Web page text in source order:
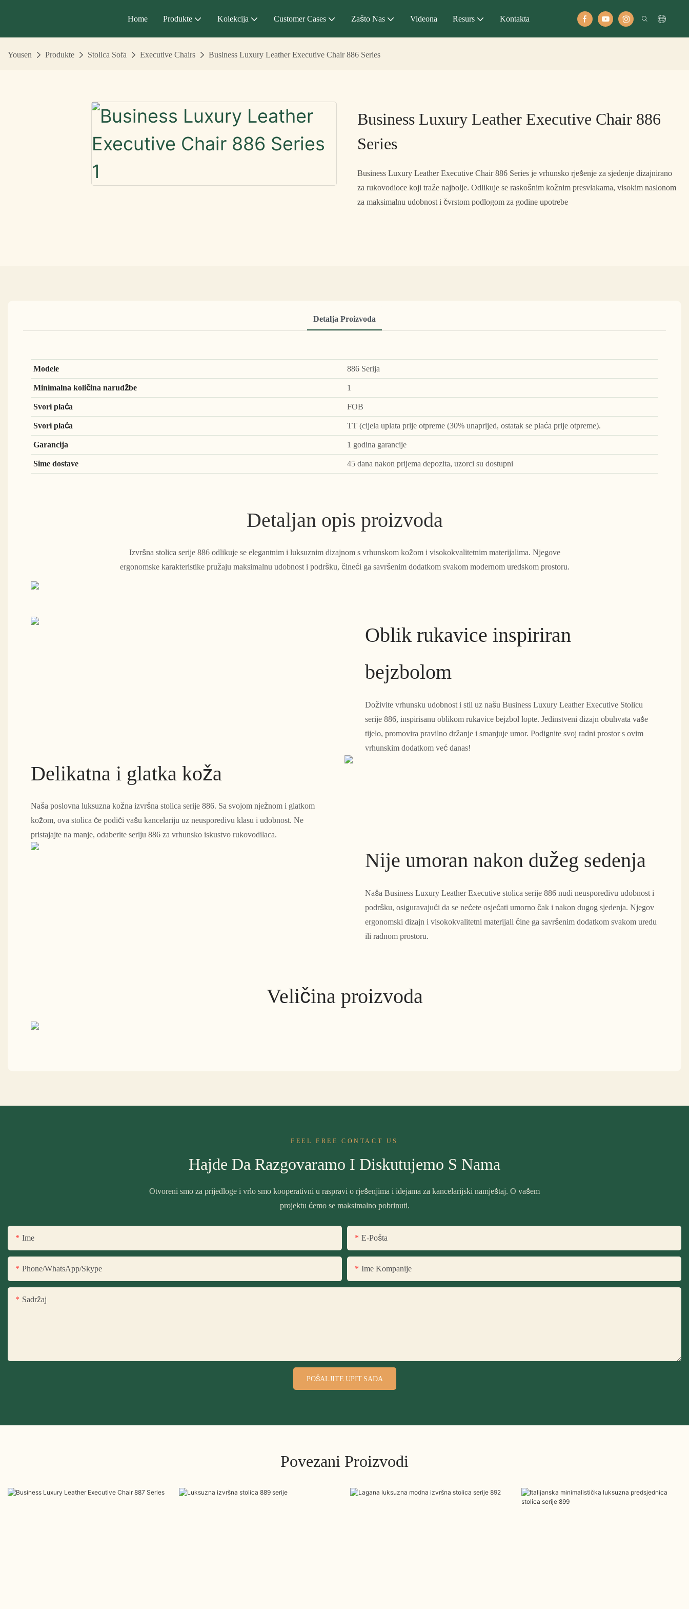
Home Produkte Kolekcija Customer Cases Zašto Nas Videona Resurs Kontakta
Yousen Produkte Stolica Sofa Executive Chairs Business Luxury Leather Executive Chair 886 Series
Business Luxury Leather Executive Chair 886
Series
Business Luxury Leather Executive Chair 886 Series je vrhunsko rješenje za sjedenje dizajnirano
za rukovodioce koji traže najbolje. Odlikuje se raskošnim kožnim presvlakama, visokim naslonom
za maksimalnu udobnost i čvrstom podlogom za godine upotrebe
Detalja Proizvoda
Modele
886 Serija
Minimalna količina narudžbe
1
Svori plaća
FOB
Svori plaća
TT (cijela uplata prije otpreme (30% unaprijed, ostatak se plaća prije otpreme).
Garancija
1 godina garancije
Sime dostave
45 dana nakon prijema depozita, uzorci su dostupni
Detaljan opis proizvoda
Izvršna stolica serije 886 odlikuje se elegantnim i luksuznim dizajnom s vrhunskom kožom i visokokvalitetnim materijalima. Njegove
ergonomske karakteristike pružaju maksimalnu udobnost i podršku, čineći ga savršenim dodatkom svakom modernom uredskom prostoru.
Oblik rukavice inspiriran
bejzbolom
Doživite vrhunsku udobnost i stil uz našu Business Luxury Leather Executive Stolicu
serije 886, inspirisanu oblikom rukavice bejzbol lopte. Jedinstveni dizajn obuhvata vaše
tijelo, promovira pravilno držanje i smanjuje umor. Podignite svoj radni prostor s ovim
vrhunskim dodatkom već danas!
Delikatna i glatka koža
Naša poslovna luksuzna kožna izvršna stolica serije 886. Sa svojom nježnom i glatkom
kožom, ova stolica će podići vašu kancelariju uz neusporedivu klasu i udobnost. Ne
pristajajte na manje, odaberite seriju 886 za vrhunsko iskustvo rukovodilaca.
Nije umoran nakon dužeg sedenja
Naša Business Luxury Leather Executive stolica serije 886 nudi neusporedivu udobnost i
podršku, osiguravajući da se nećete osjećati umorno čak i nakon dugog sjedenja. Njegov
ergonomski dizajn i visokokvalitetni materijali čine ga savršenim dodatkom svakom uredu
ili radnom prostoru.
Veličina proizvoda
FEEL FREE CONTACT US
Hajde Da Razgovaramo I Diskutujemo S Nama
Otvoreni smo za prijedloge i vrlo smo kooperativni u raspravi o rješenjima i idejama za kancelarijski namještaj. O vašem
projektu ćemo se maksimalno pobrinuti.
Ime E-Pošta
Phone/WhatsApp/Skype Ime Kompanije
Sadržaj
POŠALJITE UPIT SADA
Povezani Proizvodi